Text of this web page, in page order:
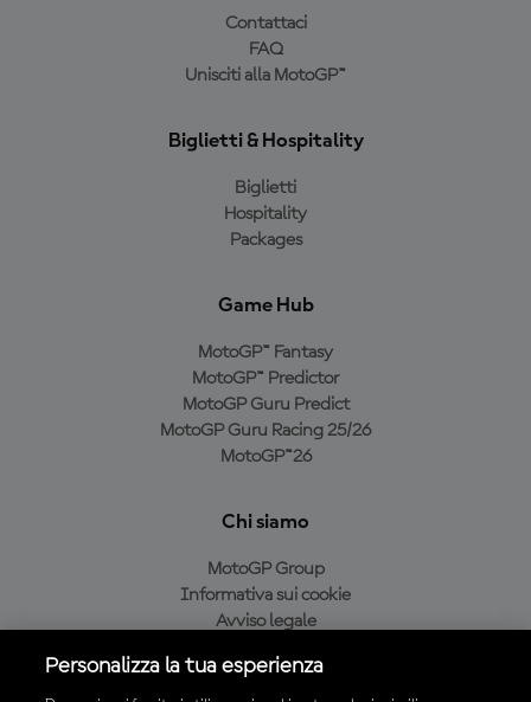
Contattaci
FAQ
Unisciti alla MotoGP™
Biglietti & Hospitality
Biglietti
Hospitality
Packages
Game Hub
MotoGP™ Fantasy
MotoGP™ Predictor
MotoGP Guru Predict
MotoGP Guru Racing 25/26
MotoGP™26
Chi siamo
MotoGP Group
Informativa sui cookie
Avviso legale
Condizioni di acquisto
Personalizza la tua esperienza